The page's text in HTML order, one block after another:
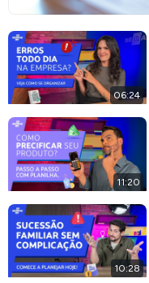
06:24
11:20
10:28